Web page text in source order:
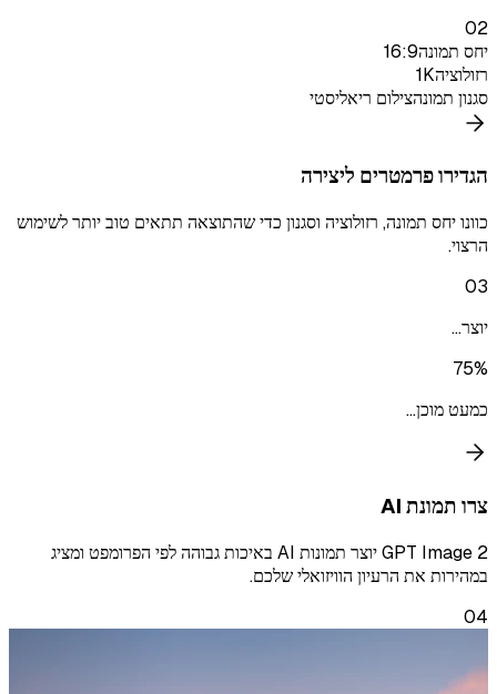
02
יחס תמונה16:9
רזולוציה1K
סגנון תמונהצילום ריאליסטי
הגדירו פרמטרים ליצירה
כוונו יחס תמונה, רזולוציה וסגנון כדי שהתוצאה תתאים טוב יותר לשימוש
הרצוי.
03
יוצר...
75%
כמעט מוכן...
צרו תמונת AI
GPT Image 2 יוצר תמונות AI באיכות גבוהה לפי הפרומפט ומציג
במהירות את הרעיון הוויזואלי שלכם.
04